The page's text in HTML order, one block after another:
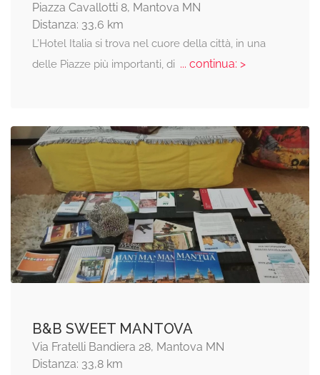
Piazza Cavallotti 8, Mantova MN
Distanza: 33,6 km
L’Hotel Italia si trova nel cuore della città, in una
delle Piazze più importanti, di ... continua: >
B&B SWEET MANTOVA
Via Fratelli Bandiera 28, Mantova MN
Distanza: 33,8 km